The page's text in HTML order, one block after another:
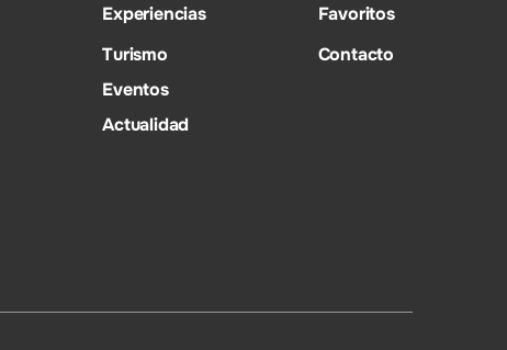
Experiencias
Turismo
Eventos
Actualidad
Favoritos
Contacto